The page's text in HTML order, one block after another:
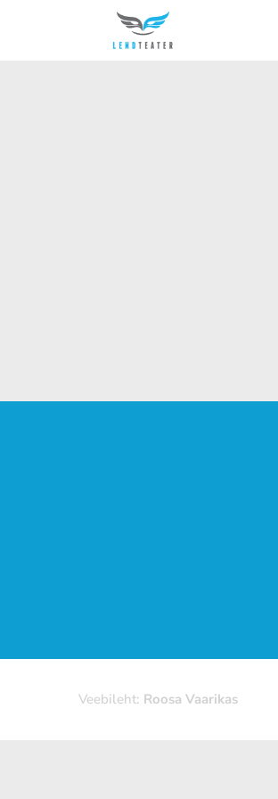
Veebileht: Roosa Vaarikas